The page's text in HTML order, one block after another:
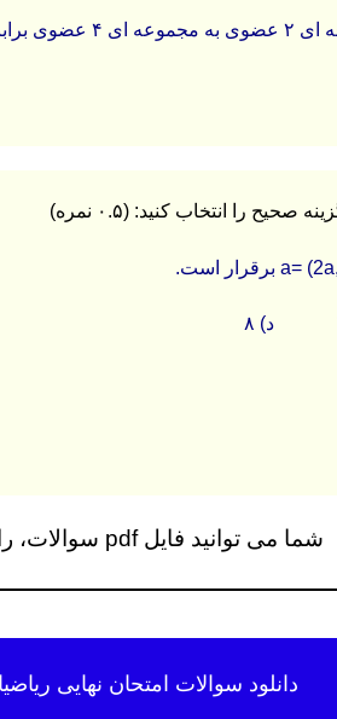
………. است.
شما می توانید فایل pdf سوالات، را از لینک زیر دانلود کنید…
دانلود سوالات امتحان نهایی